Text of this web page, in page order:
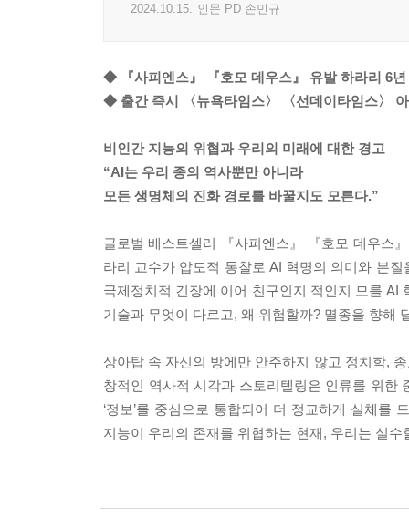
2024.10.15. 인문 PD 손민규
◆ 『사피엔스』 『호모 데우스』 유발 하라리 6년
◆ 출간 즉시 〈뉴욕타임스〉 〈선데이타임스〉
비인간 지능의 위협과 우리의 미래에 대한 경고
“AI는 우리 종의 역사뿐만 아니라
모든 생명체의 진화 경로를 바꿀지도 모른다.”
글로벌 베스트셀러 『사피엔스』 『호모 데우스
라리 교수가 압도적 통찰로 AI 혁명의 의미와 본
국제정치적 긴장에 이어 친구인지 적인지 모를
기술과 무엇이 다르고, 왜 위험할까? 멸종을 향해
상아탑 속 자신의 방에만 안주하지 않고 정치학,
창적인 역사적 시각과 스토리텔링은 인류를 위한
‘정보’를 중심으로 통합되어 더 정교하게 실체를
지능이 우리의 존재를 위협하는 현재, 우리는 실수